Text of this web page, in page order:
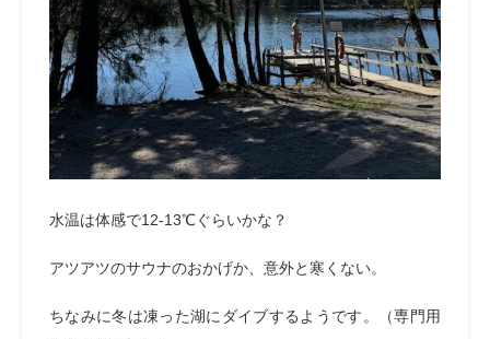
水温は体感で12-13℃ぐらいかな？
アツアツのサウナのおかげか、意外と寒くない。
ちなみに冬は凍った湖にダイブするようです。（専門用